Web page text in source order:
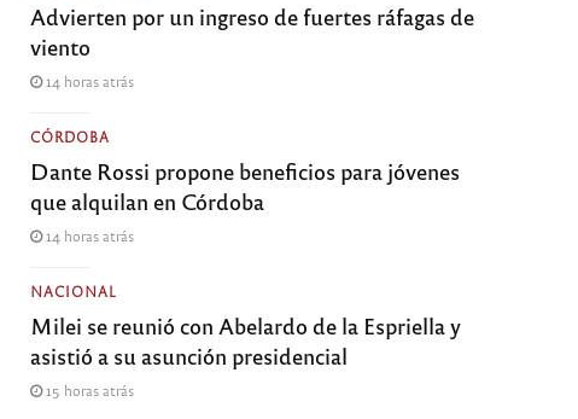
Advierten por un ingreso de fuertes ráfagas de
viento
14 horas atrás
CÓRDOBA
Dante Rossi propone beneficios para jóvenes
que alquilan en Córdoba
14 horas atrás
NACIONAL
Milei se reunió con Abelardo de la Espriella y
asistió a su asunción presidencial
15 horas atrás